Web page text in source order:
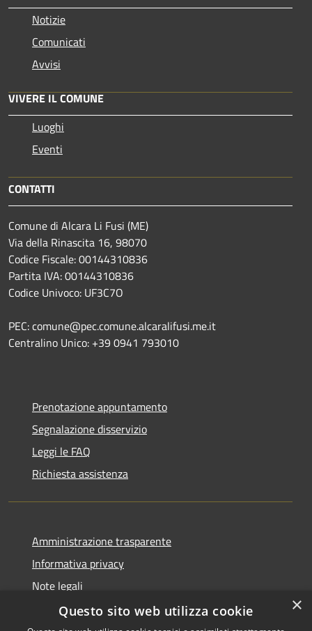
Notizie
Comunicati
Avvisi
VIVERE IL COMUNE
Luoghi
Eventi
CONTATTI
Comune di Alcara Li Fusi (ME)
Via della Rinascita 16, 98070
Codice Fiscale: 00144310836
Partita IVA: 00144310836
Codice Univoco: UF3C7O
PEC: comune@pec.comune.alcaralifusi.me.it
Centralino Unico: +39 0941 793010
Prenotazione appuntamento
Segnalazione disservizio
Leggi le FAQ
Richiesta assistenza
Amministrazione trasparente
Informativa privacy
Note legali
Dichiarazione di accessibilità
×
Questo sito web utilizza cookie